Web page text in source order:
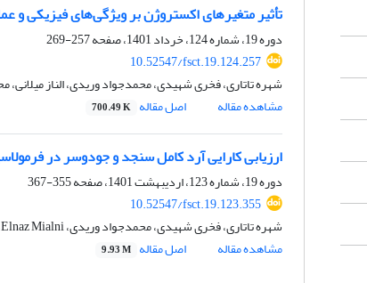
تأثیر متغیر‌های اکستروژن بر ویژگی‌های فیزیکی و
دوره 19، شماره 124، خرداد 1401، صفحه
257-269
10.52547/fsct.19.124.257
شهره تاتاری، فخری شهیدی، محمدجواد وریدی، الناز
مشاهده مقاله
اصل مقاله 700.49 K
ارزیابی کارایی آرد کامل سنجد و جودوسر در
دوره 19، شماره 123، اردیبهشت 1401، صفحه
355-367
10.52547/fsct.19.123.355
شهره تاتاری، فخری شهیدی، محمدجواد وریدی، Elnaz Mialni، محبت محبی
مشاهده مقاله
اصل مقاله 9.93 M